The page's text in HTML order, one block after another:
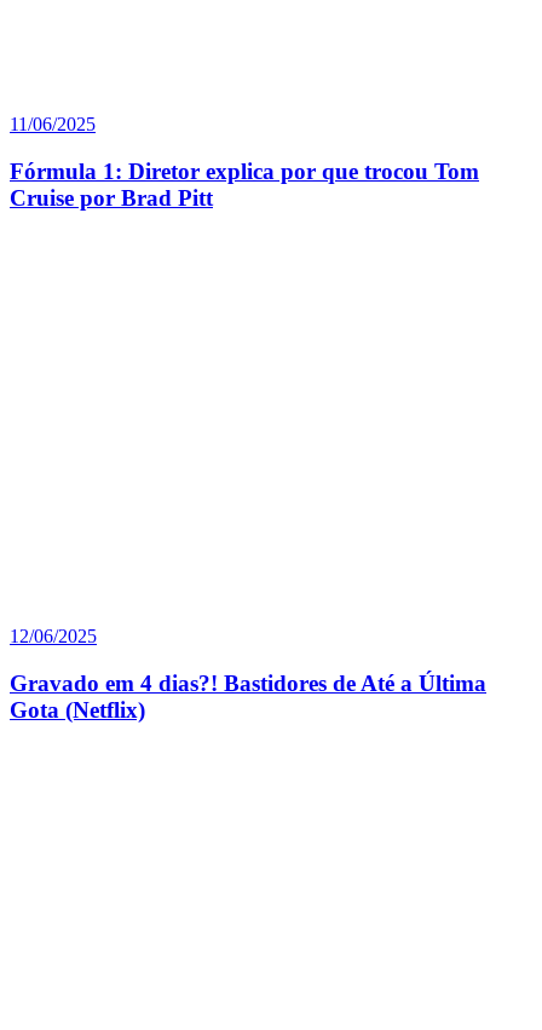
11/06/2025
Fórmula 1: Diretor explica por que trocou Tom
Cruise por Brad Pitt
12/06/2025
Gravado em 4 dias?! Bastidores de Até a Última
Gota (Netflix)